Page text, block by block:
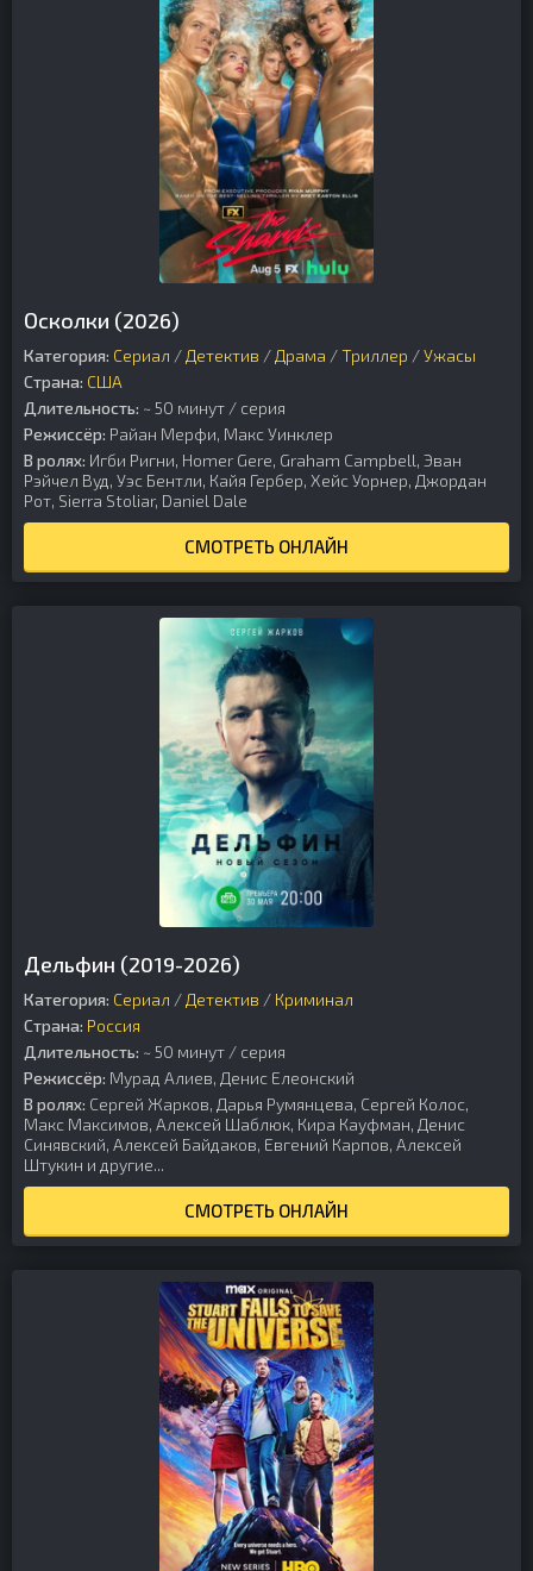
Осколки (2026)
Категория: Сериал / Детектив / Драма /Триллер /Ужасы
Страна: США
Длительность: ~ 50 минут / серия
Режиссёр: Райан Мерфи, Макс Уинклер
В ролях: Игби Ригни, Homer Gere, Graham Campbell, Эван
Рэйчел Вуд, Уэс Бентли, Кайя Гербер, Хейс Уорнер, Джордан
Рот, Sierra Stoliar, Daniel Dale
СМОТРЕТЬ ОНЛАЙН
Дельфин (2019-2026)
Категория: Сериал / Детектив / Криминал
Страна: Россия
Длительность: ~ 50 минут / серия
Режиссёр: Мурад Алиев, Денис Елеонский
В ролях: Сергей Жарков, Дарья Румянцева, Сергей Колос,
Макс Максимов, Алексей Шаблюк, Кира Кауфман, Денис
Синявский, Алексей Байдаков, Евгений Карпов, Алексей
Штукин и другие...
СМОТРЕТЬ ОНЛАЙН